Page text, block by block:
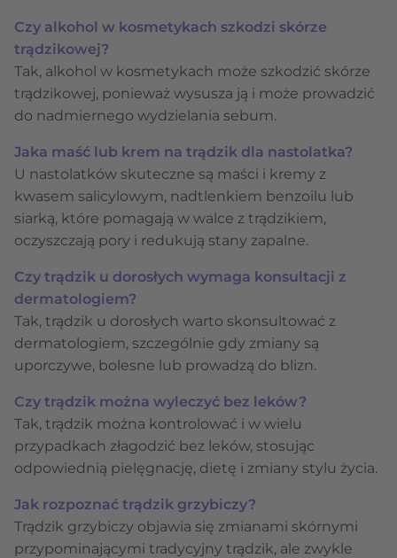
Czy alkohol w kosmetykach szkodzi skórze
trądzikowej?
Tak, alkohol w kosmetykach może szkodzić skórze
trądzikowej, ponieważ wysusza ją i może prowadzić
do nadmiernego wydzielania sebum.
Jaka maść lub krem na trądzik dla nastolatka?
U nastolatków skuteczne są maści i kremy z
kwasem salicylowym, nadtlenkiem benzoilu lub
siarką, które pomagają w walce z trądzikiem,
oczyszczają pory i redukują stany zapalne.
Czy trądzik u dorosłych wymaga konsultacji z
dermatologiem?
Tak, trądzik u dorosłych warto skonsultować z
dermatologiem, szczególnie gdy zmiany są
uporczywe, bolesne lub prowadzą do blizn.
Czy trądzik można wyleczyć bez leków?
Tak, trądzik można kontrolować i w wielu
przypadkach złagodzić bez leków, stosując
odpowiednią pielęgnację, dietę i zmiany stylu życia.
Jak rozpoznać trądzik grzybiczy?
Trądzik grzybiczy objawia się zmianami skórnymi
przypominającymi tradycyjny trądzik, ale zwykle